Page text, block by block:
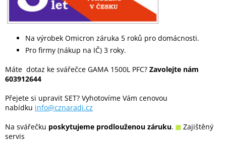
Na výrobek Omicron záruka 5 roků pro domácnosti.
Pro firmy (nákup na IČ) 3 roky.
Máte dotaz ke svářečce GAMA 1500L PFC? Zavolejte nám
603912644
Přejete si upravit SET? Vyhotovíme Vám cenovou
nabídku info@cznaradi.cz
Na svářečku poskytujeme prodlouženou záruku.
Zajištěný
servis